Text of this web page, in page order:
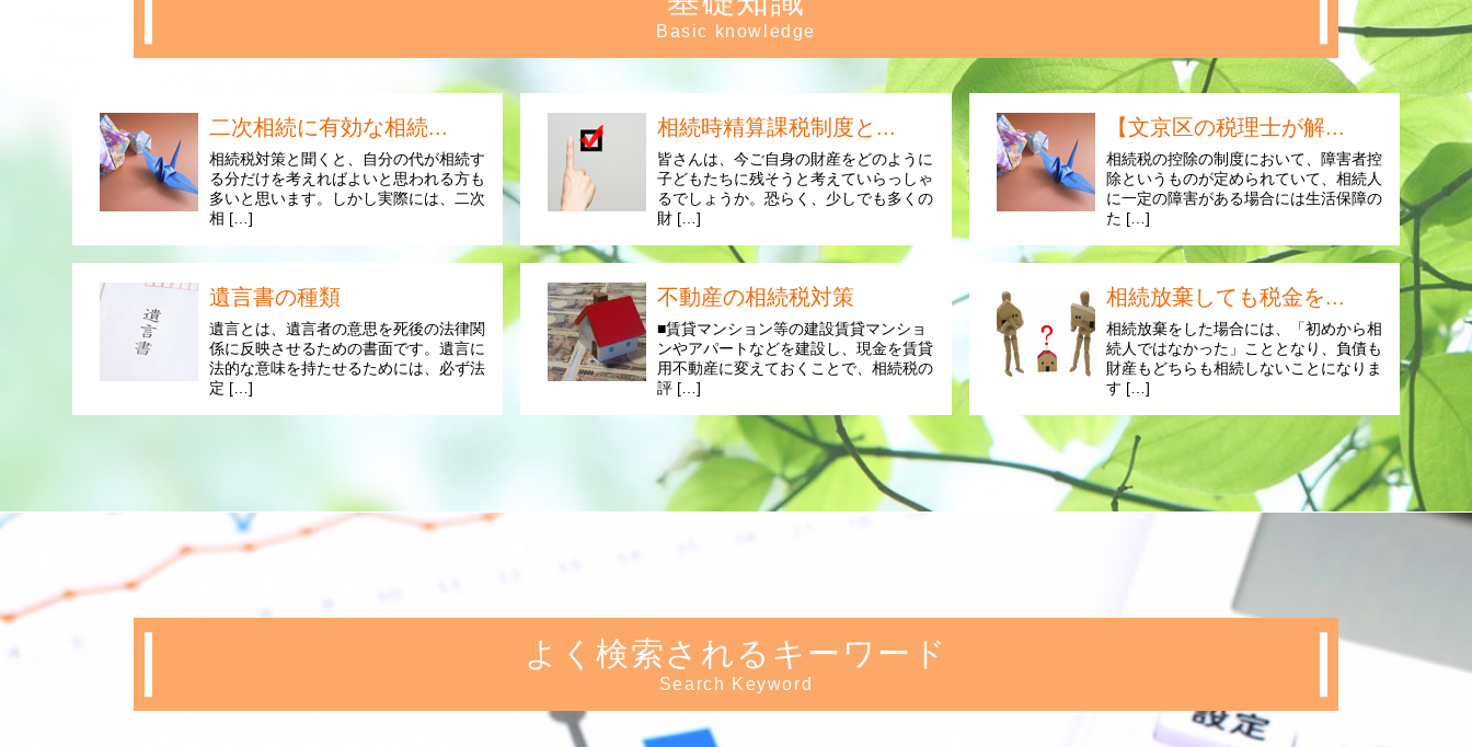
Basic knowledge
二次相続に有効な相続...
相続税対策と聞くと、自分の代が相続す
る分だけを考えればよいと思われる方も
多いと思います。しかし実際には、二次
相 […]
相続時精算課税制度と...
皆さんは、今ご自身の財産をどのように
子どもたちに残そうと考えていらっしゃ
るでしょうか。恐らく、少しでも多くの
財 […]
【文京区の税理士が解...
相続税の控除の制度において、障害者控
除というものが定められていて、相続人
に一定の障害がある場合には生活保障の
た […]
遺言書の種類
遺言とは、遺言者の意思を死後の法律関
係に反映させるための書面です。遺言に
法的な意味を持たせるためには、必ず法
定 […]
不動産の相続税対策
■賃貸マンション等の建設賃貸マンショ
ンやアパートなどを建設し、現金を賃貸
用不動産に変えておくことで、相続税の
評 […]
相続放棄しても税金を...
相続放棄をした場合には、「初めから相
続人ではなかった」こととなり、負債も
財産もどちらも相続しないことになりま
す […]
よく検索されるキーワード
Search Keyword